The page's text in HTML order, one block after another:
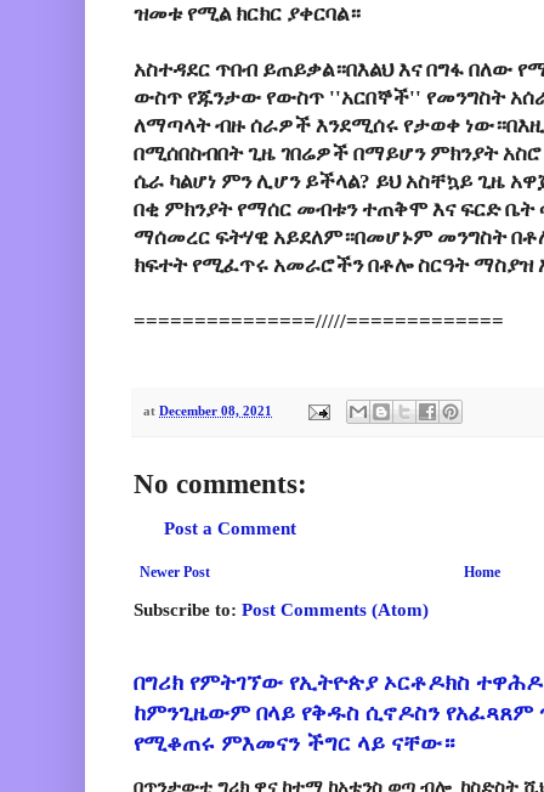
ዝመቱ የሚል ክርክር ያቀርባል።
አስተዳደር ጥበብ ይጠይቃል።በእልህ እና በግፋ በለው
ውስጥ የጁንታው የውስጥ ''አርበኞች'' የመንግስት
ለማጣላት ብዙ ሰራዎች እንደሚሰሩ የታወቀ
በሚሰበስብበት ጊዜ ገበሬዎች በማይሆን ምክንያት
ሴራ ካልሆነ ምን ሊሆን ይችላል? ይህ አስቸኳይ ጊዜ
በቂ ምክንያት የማሰር መብቱን ተጠቅሞ እና ፍርድ ቤት
ማሰመረር ፍትሃዊ አይደለም።በመሆኑም መንግስት
ክፍተት የሚፈጥሩ አመራሮችን በቶሎ ስርዓት ማስያዝ
===============/////=============
at December 08, 2021
No comments:
Post a Comment
Newer Post Home
Subscribe to: Post Comments (Atom)
በግሪክ የምትገኘው የኢትዮጵያ ኦርቶዶክስ
ከምንጊዜውም በላይ የቅዱስ ሲኖዶስን የአፈጻጸም
የሚቆጠሩ ምእመናን ችግር ላይ ናቸው።
በጥንታውቷ ግሪክ ዋና ከተማ ከአቴንስ ወጣ ብሎ ከስድስት